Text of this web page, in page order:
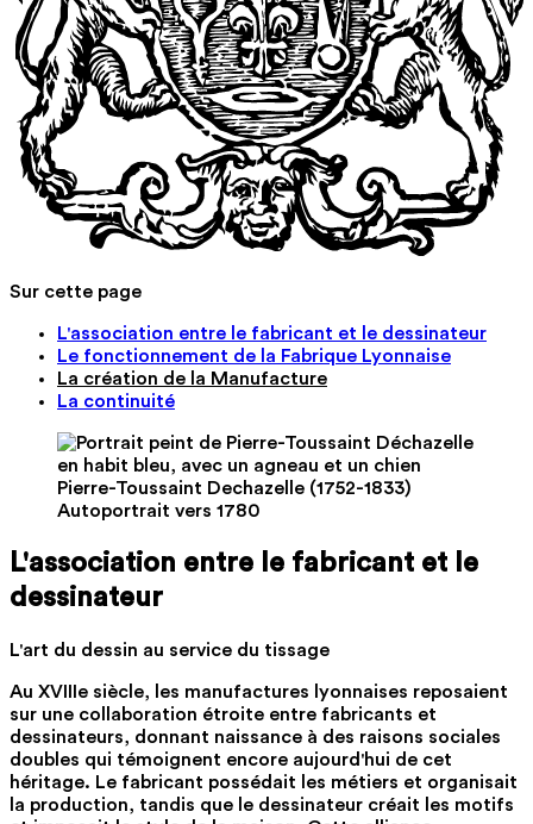
Sur cette page
L'association entre le fabricant et le dessinateur
Le fonctionnement de la Fabrique Lyonnaise
La création de la Manufacture
La continuité
Pierre-Toussaint Dechazelle (1752-1833)
Autoportrait vers 1780
L'association entre le fabricant et le
dessinateur
L'art du dessin au service du tissage
Au XVIIIe siècle, les manufactures lyonnaises reposaient
sur une collaboration étroite entre fabricants et
dessinateurs, donnant naissance à des raisons sociales
doubles qui témoignent encore aujourd'hui de cet
héritage. Le fabricant possédait les métiers et organisait
la production, tandis que le dessinateur créait les motifs